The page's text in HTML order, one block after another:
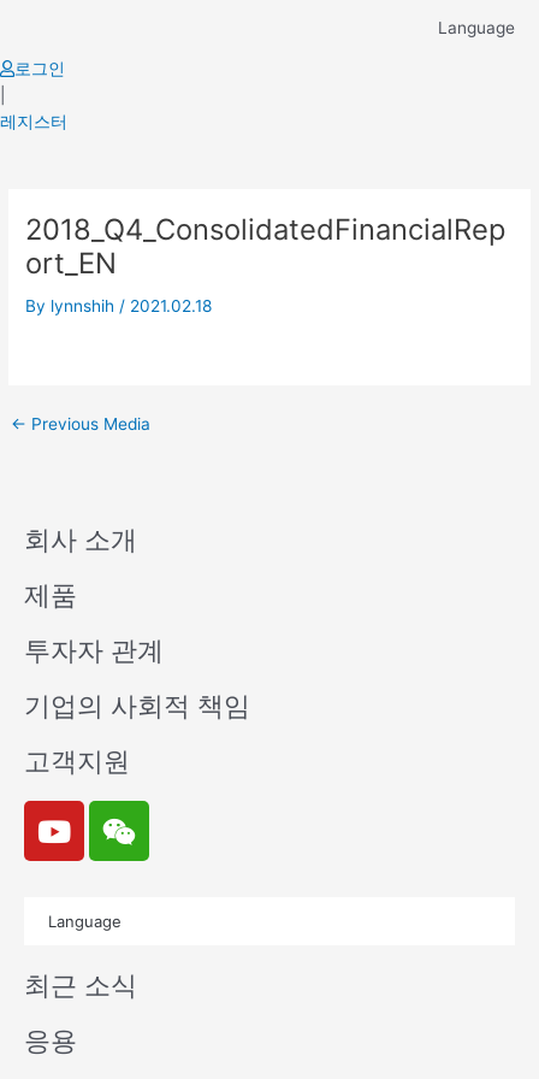
content
Language
로그인
레지스터
2018_Q4_ConsolidatedFinancialRep
ort_EN
By lynnshih / 2021.02.18
navigation
← Previous Media
회사 소개
제품
투자자 관계
기업의 사회적 책임
고객지원
Y
o
u
e
W
e
i
n
Language
최근 소식
응용